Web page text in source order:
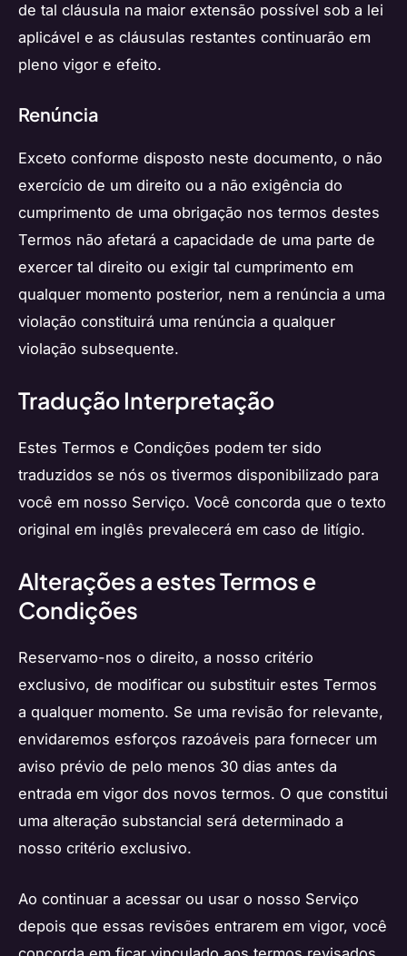
de tal cláusula na maior extensão possível sob a lei
aplicável e as cláusulas restantes continuarão em
pleno vigor e efeito.
Renúncia
Exceto conforme disposto neste documento, o não
exercício de um direito ou a não exigência do
cumprimento de uma obrigação nos termos destes
Termos não afetará a capacidade de uma parte de
exercer tal direito ou exigir tal cumprimento em
qualquer momento posterior, nem a renúncia a uma
violação constituirá uma renúncia a qualquer
violação subsequente.
Tradução Interpretação
Estes Termos e Condições podem ter sido
traduzidos se nós os tivermos disponibilizado para
você em nosso Serviço. Você concorda que o texto
original em inglês prevalecerá em caso de litígio.
Alterações a estes Termos e
Condições
Reservamo-nos o direito, a nosso critério
exclusivo, de modificar ou substituir estes Termos
a qualquer momento. Se uma revisão for relevante,
envidaremos esforços razoáveis para fornecer um
aviso prévio de pelo menos 30 dias antes da
entrada em vigor dos novos termos. O que constitui
uma alteração substancial será determinado a
nosso critério exclusivo.
Ao continuar a acessar ou usar o nosso Serviço
depois que essas revisões entrarem em vigor, você